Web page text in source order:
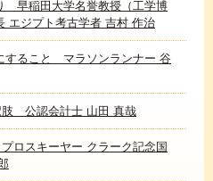
早稲田大学名誉教授（工学博
エジプト考古学者 吉村 作治
すること マラソンランナー 谷
肢 公認会計士 山田 真哉
ロスキーヤー クラーク記念国